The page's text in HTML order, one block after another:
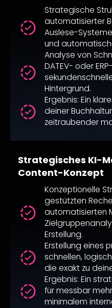
Strategische
automatisierter
Auslese-
und
Analyse von
DATEV- oder
Hintergrund.
Ergebnis: Ein
deiner
zeitraubender
Strategisches KI-
Content-Konzept
Konzeptionelle
gestützten
automatisierten
Erstellung.
Erstellung eines
schnellen,
die exakt zu
Ergebnis: Ein
für messbar
minimalem